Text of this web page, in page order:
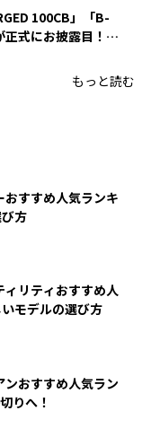
100CB」「B-
正式にお披露目！
もっと読む
すすめ人気ランキ
方
ィリティおすすめ人
モデルの選び方
ンおすすめ人気ラン
りへ！